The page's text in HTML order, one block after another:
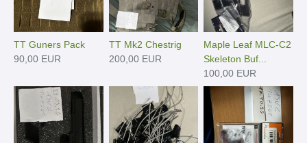
TT Guners Pack
90,00 EUR
TT Mk2 Chestrig
200,00 EUR
Maple Leaf MLC-C2
Skeleton Buf...
100,00 EUR